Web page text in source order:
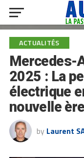
ACTUALITÉS
Mercedes-
2025 : La
électrique
nouvelle ère
by Laurent